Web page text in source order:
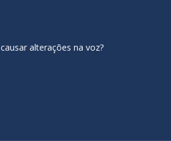
alterações na voz?